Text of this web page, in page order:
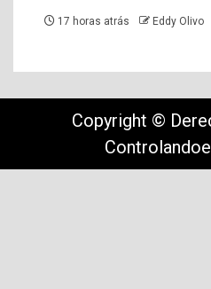
17 horas atrás Eddy Olivo
Copyright ©